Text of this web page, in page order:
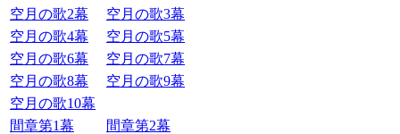
空月の歌2幕
空月の歌3幕
空月の歌4幕
空月の歌5幕
空月の歌6幕
空月の歌7幕
空月の歌8幕
空月の歌9幕
空月の歌10幕
間章第1幕
間章第2幕